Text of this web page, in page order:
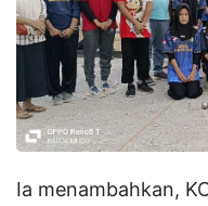
Ia menambahkan,